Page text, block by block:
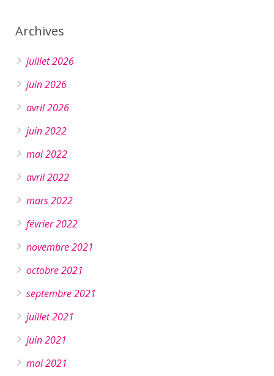
Archives
juillet 2026
juin 2026
avril 2026
juin 2022
mai 2022
avril 2022
mars 2022
février 2022
novembre 2021
octobre 2021
septembre 2021
juillet 2021
juin 2021
mai 2021